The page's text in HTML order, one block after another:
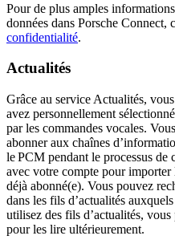
Pour de plus amples
données dans Porsche Connect,
confidentialité.
Actualités
Grâce au service Actualités,
avez personnellement
par les commandes vocales.
abonner aux chaînes
le PCM pendant le processus
avec votre compte pour importer
déjà abonné(e). Vous pouvez
dans les fils d’actualités
utilisez des fils d’actualités,
pour les lire ultérieurement.